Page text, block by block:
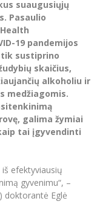
(vadovas Artūras
būdu įgytų
pripažinimas
(SMP)
institutas
centras
(HET)
suaugusiųjų
Pasaulio
19 pandemijos
sustiprino
skaičius,
alkoholiu ir
medžiagomis.
galima žymiai
tai įgyvendinti
efektyviausių
gyvenimu“, –
doktorantė Eglė